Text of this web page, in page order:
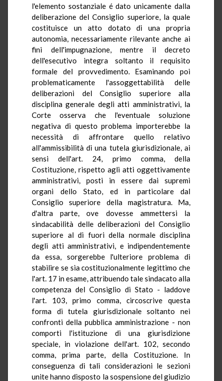
l'elemento sostanziale é dato unicamente dalla
deliberazione del Consiglio superiore, la quale
costituisce un atto dotato di una propria
autonomia, necessariamente rilevante anche ai
fini dell'impugnazione, mentre il decreto
dell'esecutivo integra soltanto il requisito
formale del provvedimento. Esaminando poi
problematicamente l'assoggettabilità delle
deliberazioni del Consiglio superiore alla
disciplina generale degli atti amministrativi, la
Corte osserva che l'eventuale soluzione
negativa di questo problema importerebbe la
necessità di affrontare quello relativo
all'ammissibilità di una tutela giurisdizionale, ai
sensi dell'art. 24, primo comma, della
Costituzione, rispetto agli atti oggettivamente
amministrativi, posti in essere dai supremi
organi dello Stato, ed in particolare dal
Consiglio superiore della magistratura. Ma,
d'altra parte, ove dovesse ammettersi la
sindacabilità delle deliberazioni del Consiglio
superiore al di fuori della normale disciplina
degli atti amministrativi, e indipendentemente
da essa, sorgerebbe l'ulteriore problema di
stabilire se sia costituzionalmente legittimo che
l'art. 17 in esame, attribuendo tale sindacato alla
competenza del Consiglio di Stato - laddove
l'art. 103, primo comma, circoscrive questa
forma di tutela giurisdizionale soltanto nei
confronti della pubblica amministrazione - non
comporti l'istituzione di una giurisdizione
speciale, in violazione dell'art. 102, secondo
comma, prima parte, della Costituzione. In
conseguenza di tali considerazioni le sezioni
unite hanno disposto la sospensione del giudizio